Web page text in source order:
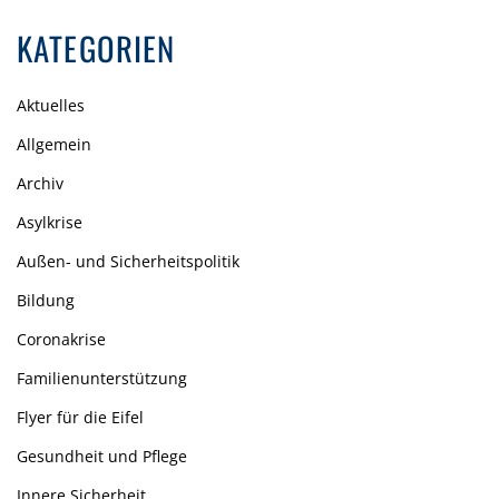
KATEGORIEN
Aktuelles
Allgemein
Archiv
Asylkrise
Außen- und Sicherheitspolitik
Bildung
Coronakrise
Familienunterstützung
Flyer für die Eifel
Gesundheit und Pflege